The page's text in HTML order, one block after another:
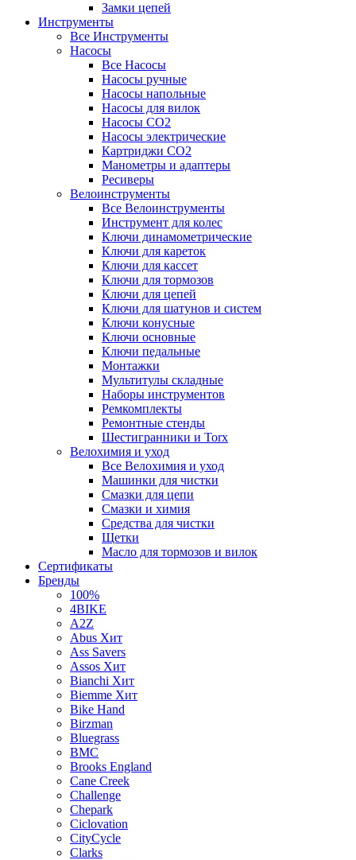
Замки цепей
Инструменты
Все Инструменты
Насосы
Все Насосы
Насосы ручные
Насосы напольные
Насосы для вилок
Насосы CO2
Насосы электрические
Картриджи CO2
Манометры и адаптеры
Ресиверы
Велоинструменты
Все Велоинструменты
Инструмент для колес
Ключи динамометрические
Ключи для кареток
Ключи для кассет
Ключи для тормозов
Ключи для цепей
Ключи для шатунов и систем
Ключи конусные
Ключи основные
Ключи педальные
Монтажки
Мультитулы складные
Наборы инструментов
Ремкомплекты
Ремонтные стенды
Шестигранники и Torx
Велохимия и уход
Все Велохимия и уход
Машинки для чистки
Смазки для цепи
Смазки и химия
Средства для чистки
Щетки
Масло для тормозов и вилок
Сертификаты
Бренды
100%
4BIKE
A2Z
Abus Хит
Ass Savers
Assos Хит
Bianchi Хит
Biemme Хит
Bike Hand
Birzman
Bluegrass
BMC
Brooks England
Cane Creek
Challenge
Chepark
Ciclovation
CityCycle
Clarks